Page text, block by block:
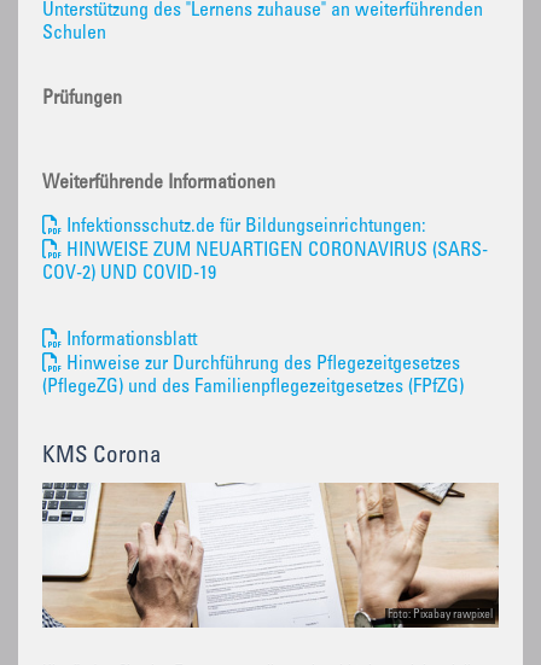
Unterstützung des "Lernens zuhause" an weiterführenden
Schulen
Prüfungen
Weiterführende Informationen
Infektionsschutz.de für Bildungseinrichtungen:
HINWEISE ZUM NEUARTIGEN CORONAVIRUS (SARS-
COV-2) UND COVID-19
Informationsblatt
Hinweise zur Durchführung des Pflegezeitgesetzes
(PflegeZG) und des Familienpflegezeitgesetzes (FPfZG)
KMS Corona
Foto: Pixabay rawpixel